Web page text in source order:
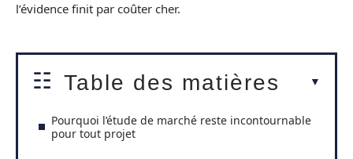
l’évidence finit par coûter cher.
Table des matières
Pourquoi l’étude de marché reste incontournable
pour tout projet